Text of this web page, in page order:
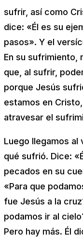
sufrir, así como
dice: «Él es su
pasos». Y el
En su sufrimiento,
que, al sufrir,
porque Jesús
estamos en
atravesar el
Luego llegamos al
qué sufrió. Dice:
pecados en su
«Para que
fue Jesús a la
podamos ir al
Pero hay más. Él